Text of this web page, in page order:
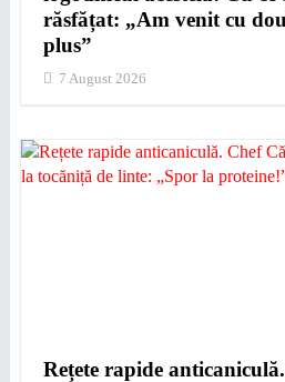
răsfățat: „Am venit cu
plus”
7 August 2026
Rețete rapide